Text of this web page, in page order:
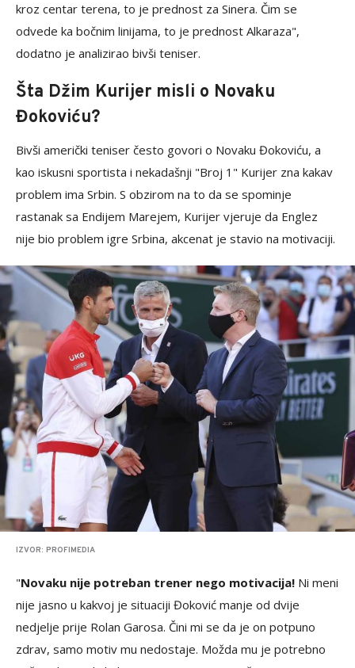
kroz centar terena, to je prednost za Sinera. Čim se
odvede ka bočnim linijama, to je prednost Alkaraza",
dodatno je analizirao bivši teniser.
Šta Džim Kurijer misli o Novaku
Đokoviću?
Bivši američki teniser često govori o Novaku Đokoviću, a
kao iskusni sportista i nekadašnji "Broj 1" Kurijer zna kakav
problem ima Srbin. S obzirom na to da se spominje
rastanak sa Endijem Marejem, Kurijer vjeruje da Englez
nije bio problem igre Srbina, akcenat je stavio na motivaciji.
IZVOR: PROFIMEDIA
"Novaku nije potreban trener nego motivacija! Ni meni
nije jasno u kakvoj je situaciji Đoković manje od dvije
nedjelje prije Rolan Garosa. Čini mi se da je on potpuno
zdrav, samo motiv mu nedostaje. Možda mu je potrebno